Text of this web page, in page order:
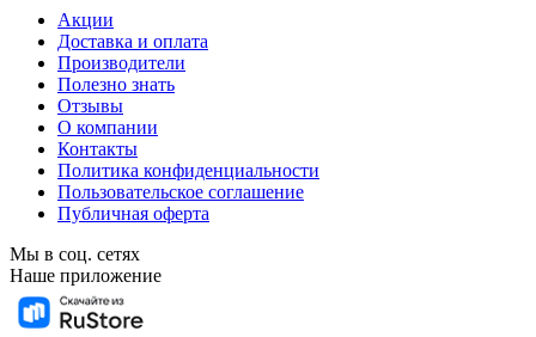
Акции
Доставка и оплата
Производители
Полезно знать
Отзывы
О компании
Контакты
Политика конфиденциальности
Пользовательское соглашение
Публичная оферта
Мы в соц. сетях
Наше приложение